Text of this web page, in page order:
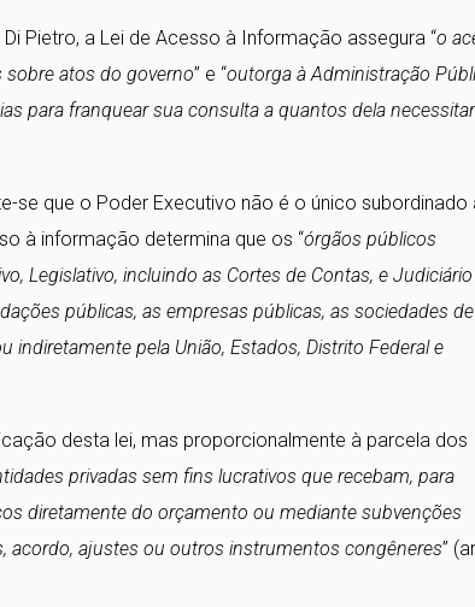
Pietro, a Lei de Acesso à Informação assegura “o
atos do governo” e “outorga à Administração
para franquear sua consulta a quantos dela
se que o Poder Executivo não é o único subordinado
à informação determina que os “órgãos públicos
Legislativo, incluindo as Cortes de Contas, e
públicas, as empresas públicas, as sociedades de
pela União, Estados, Distrito Federal e
desta lei, mas proporcionalmente à parcela dos
privadas sem fins lucrativos que recebam, para
diretamente do orçamento ou mediante subvenções
acordo, ajustes ou outros instrumentos congêneres”